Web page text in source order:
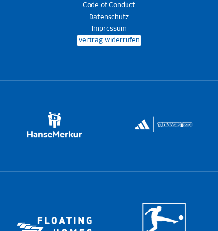
Code of Conduct
Datenschutz
Impressum
Vertrag widerrufen